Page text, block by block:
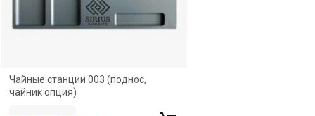
Цена по запросу
Чайные станции 003 (поднос,
чайник опция)